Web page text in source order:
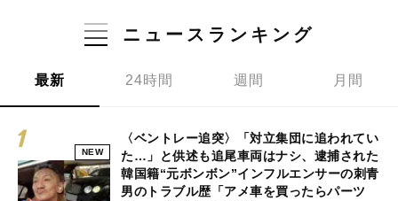
ニュースランキング
最新 24時間 週間 月間
NEW
〈ベントレー追突〉「対立集団に追われてい
た…」と供述も追尾車両はナシ、逮捕された
韓国籍“元ボンボン”インフルエンサーの刺青
男のトラブル歴「アメ車を買ったらパーツ